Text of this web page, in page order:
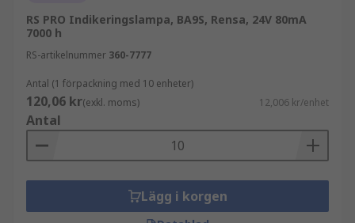
RS PRO Indikeringslampa, BA9S, Rensa, 24V 80mA
7000 h
RS-artikelnummer 360-7777
Antal (1 förpackning med 10 enheter)
120,06 kr(exkl. moms) 12,006 kr/enhet
Antal
Lägg i korgen